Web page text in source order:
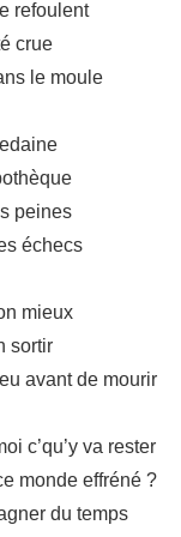
refoulent
crue
le moule
peines
échecs
mieux
sortir
avant de mourir
c’qu’y va rester
monde effréné ?
du temps